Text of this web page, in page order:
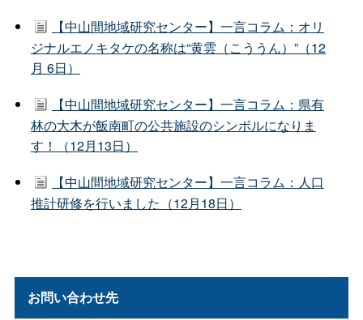
【中山間地域研究センター】一言コラム：オリ
ジナルエノキタケの名称は“黄雲（こううん）”（12
月 6日）
【中山間地域研究センター】一言コラム：県有
林の大木が飯南町の公共施設のシンボルになりま
す！（12月13日）
【中山間地域研究センター】一言コラム：人口
推計研修を行いました（12月18日）
お問い合わせ先